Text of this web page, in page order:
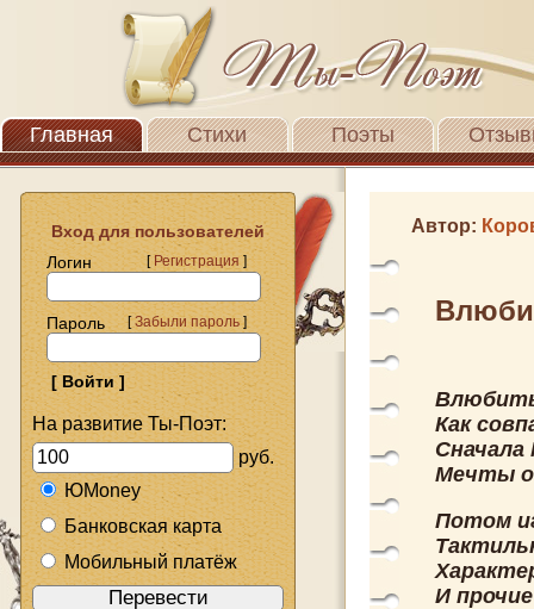
Главная Стихи Поэты
Вход для пользователей
Логин
[Регистрация]
Пароль [Забыли пароль]
На развитие Ты-Поэт:
руб.
ЮMoney
Банковская карта
Мобильный платёж
Автор:
Как
Сначала
Мечты о
Потом
И